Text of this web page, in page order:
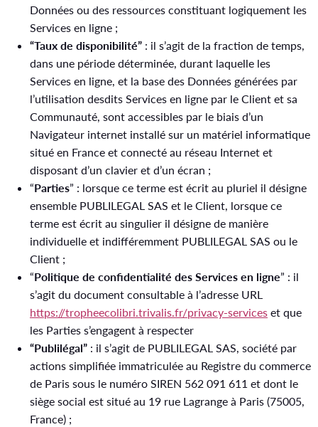
Données ou des ressources constituant logiquement les
Services en ligne ;
“Taux de disponibilité” : il s’agit de la fraction de temps,
dans une période déterminée, durant laquelle les
Services en ligne, et la base des Données générées par
l’utilisation desdits Services en ligne par le Client et sa
Communauté, sont accessibles par le biais d’un
Navigateur internet installé sur un matériel informatique
situé en France et connecté au réseau Internet et
disposant d’un clavier et d’un écran ;
“Parties” : lorsque ce terme est écrit au pluriel il désigne
ensemble PUBLILEGAL SAS et le Client, lorsque ce
terme est écrit au singulier il désigne de manière
individuelle et indifféremment PUBLILEGAL SAS ou le
Client ;
“Politique de confidentialité des Services en ligne” : il
s’agit du document consultable à l’adresse URL
https://tropheecolibri.trivalis.fr/privacy-services et que
les Parties s’engagent à respecter
“Publilégal” : il s’agit de PUBLILEGAL SAS, société par
actions simplifiée immatriculée au Registre du commerce
de Paris sous le numéro SIREN 562 091 611 et dont le
siège social est situé au 19 rue Lagrange à Paris (75005,
France) ;